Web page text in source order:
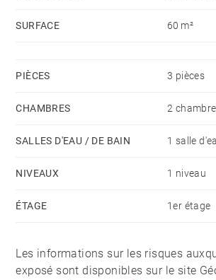
SURFACE 60 m²
PIÈCES 3 pièces
CHAMBRES 2
SALLES D'EAU / DE BAIN 1 salle
NIVEAUX 1 niveau
ÉTAGE 1er étage
Les informations sur les risques
exposé sont disponibles sur le site